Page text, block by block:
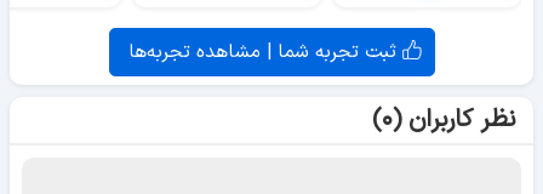
ثبت تجربه شما | مشاهده تجربه‌ها
نظر کاربران (۰)